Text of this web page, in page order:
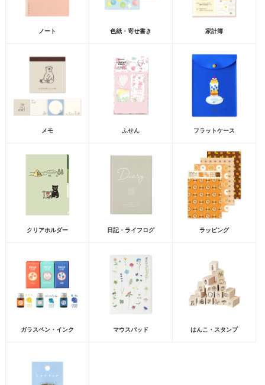
ノート 色紙・寄せ書き 家計簿
メモ ふせん フラットケース
クリアホルダー 日記・ライフログ ラッピング
ガラスペン・インク マウスパッド はんこ・スタンプ